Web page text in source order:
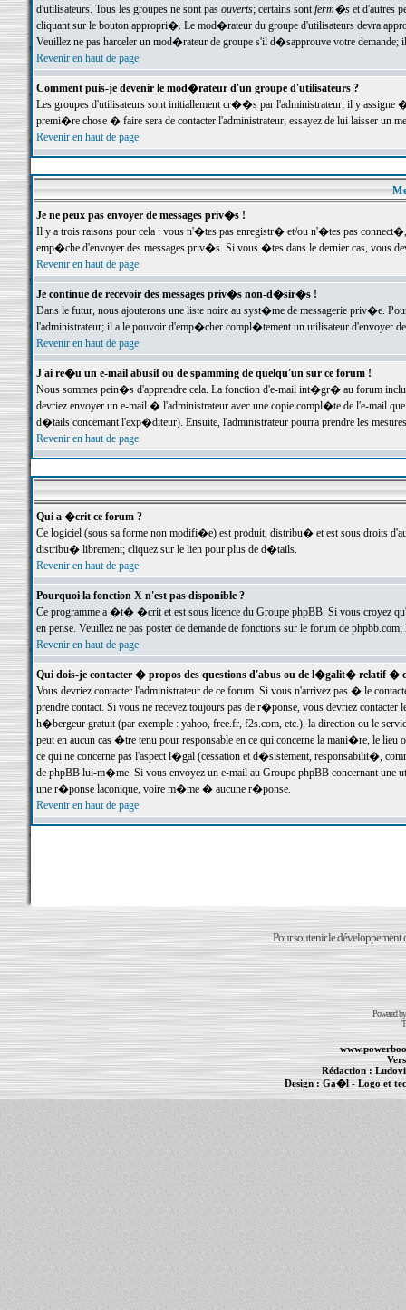
d'utilisateurs. Tous les groupes ne sont pas ouverts; certains sontferm�set d'autres
cliquant sur le bouton appropri�. Le mod�rateur du groupe d'utilisateurs devra
Veuillez ne pas harceler un mod�rateur de groupe s'il d�sapprouve votre demande;
Revenir en haut de page
Comment puis-je devenir le mod�rateur d'un groupe d'utilisateurs ?
Les groupes d'utilisateurs sont initiallement cr��s par l'administrateur; il y
premi�re chose � faire sera de contacter l'administrateur; essayez de lui laisser un
Revenir en haut de page
Je ne peux pas envoyer de messages priv�s !
Il y a trois raisons pour cela : vous n'�tes pas enregistr� et/ou n'�tes pas
emp�che d'envoyer des messages priv�s. Si vous �tes dans le dernier cas, vous
Revenir en haut de page
Je continue de recevoir des messages priv�s non-d�sir�s !
Dans le futur, nous ajouterons une liste noire au syst�me de messagerie priv�e.
l'administrateur; il a le pouvoir d'emp�cher compl�tement un utilisateur d'envoyer
Revenir en haut de page
J'ai re�u un e-mail abusif ou de spamming de quelqu'un sur ce forum !
Nous sommes pein�s d'apprendre cela. La fonction d'e-mail int�gr� au forum inclut
devriez envoyer un e-mail � l'administrateur avec une copie compl�te de l'e-mail
d�tails concernant l'exp�diteur). Ensuite, l'administrateur pourra prendre les
Revenir en haut de page
Qui a �crit ce forum ?
Ce logiciel (sous sa forme non modifi�e) est produit, distribu� et est sous droits
distribu� librement; cliquez sur le lien pour plus de d�tails.
Revenir en haut de page
Pourquoi la fonction X n'est pas disponible ?
Ce programme a �t� �crit et est sous licence du Groupe phpBB. Si vous croyez
en pense. Veuillez ne pas poster de demande de fonctions sur le forum de
Revenir en haut de page
Qui dois-je contacter � propos des questions d'abus ou de l�galit� relatif �
Vous devriez contacter l'administrateur de ce forum. Si vous n'arrivez pas � le
prendre contact. Si vous ne recevez toujours pas de r�ponse, vous devriez
h�bergeur gratuit (par exemple : yahoo, free.fr, f2s.com, etc.), la direction ou le
peut en aucun cas �tre tenu pour responsable en ce qui concerne la mani�re, le
ce qui ne concerne pas l'aspect l�gal (cessation et d�sistement, responsabilit�,
de phpBB lui-m�me. Si vous envoyez un e-mail au Groupe phpBB concernant une
une r�ponse laconique, voire m�me � aucune r�ponse.
Revenir en haut de page
Pour soutenir le développement
Powered
Rédaction :
Design :Ga�l- Logo et
Informations :